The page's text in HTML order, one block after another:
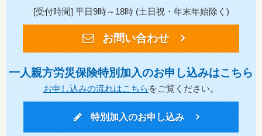
[受付時間] 平日9時～18時 (土日祝・年末年始除く)
お問い合わせ
一人親方労災保険特別加入のお申し込みはこちら
お申し込みの流れはこちらをご覧ください。
特別加入のお申し込み